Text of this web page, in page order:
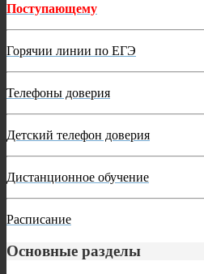
Поступающему
Горячии линии по ЕГЭ
Телефоны доверия
Детский телефон доверия
Дистанционное обучение
Расписание
Основные разделы